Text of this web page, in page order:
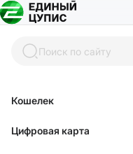
Поиск по сайту
Кошелек
Цифровая карта
Mir Pay —